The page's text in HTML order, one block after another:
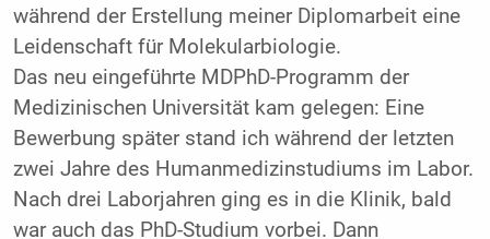
während der Erstellung meiner Diplomarbeit eine
Leidenschaft für Molekularbiologie.
Das neu eingeführte MDPhD-Programm der
Medizinischen Universität kam gelegen: Eine
Bewerbung später stand ich während der letzten
zwei Jahre des Humanmedizinstudiums im Labor.
Nach drei Laborjahren ging es in die Klinik, bald
war auch das PhD-Studium vorbei. Dann